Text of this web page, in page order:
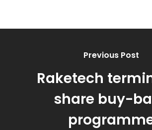
Previous Post
Raketech
share buy-